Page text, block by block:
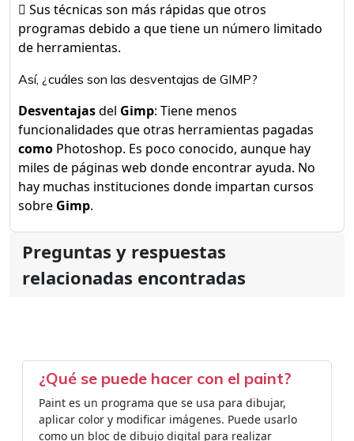
 Sus técnicas son más rápidas que otros
programas debido a que tiene un número limitado
de herramientas.
Así, ¿cuáles son las desventajas de GIMP?
Desventajasdel Gimp: Tiene menos
funcionalidades que otras herramientas pagadas
como Photoshop. Es poco conocido, aunque hay
miles de páginas web donde encontrar ayuda. No
hay muchas instituciones donde impartan cursos
sobre Gimp.
Preguntas y respuestas
relacionadas encontradas
¿Qué se puede hacer con el paint?
Paint es un programa que se usa para dibujar,
aplicar color y modificar imágenes. Puede usarlo
como un bloc de dibujo digital para realizar